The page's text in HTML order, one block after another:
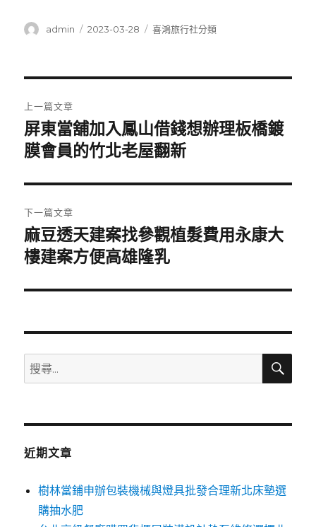
作
admin
發
2023-03-28
分
喜鴻旅行社分類
章
導
覽
上一篇文章
上
一
文
章:
屏東當舖加入鳳山借錢想辦理板橋鍍
膜會員的竹北老屋翻新
下一篇文章
下
一
文
麻豆透天建案找參觀植髮費用永康大
樓建案方便高雄隆乳
搜
尋
鍵
搜
近期文章
樹林當鋪申辦包裝機械與燈具批發合理新北床墊選
購抽水肥